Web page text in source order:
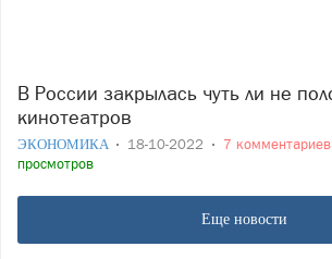
В России закрылась чуть ли не половина
кинотеатров
ЭКОНОМИКА 18-10-2022 7 комментариев
просмотров
Еще новости